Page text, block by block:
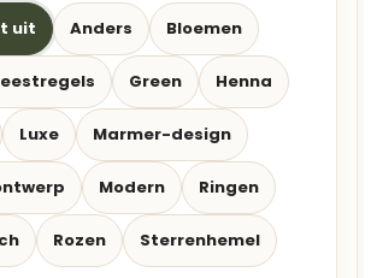
uit Anders Bloemen
Green Henna
Luxe Marmer-design
Modern Ringen
Rozen Sterrenhemel